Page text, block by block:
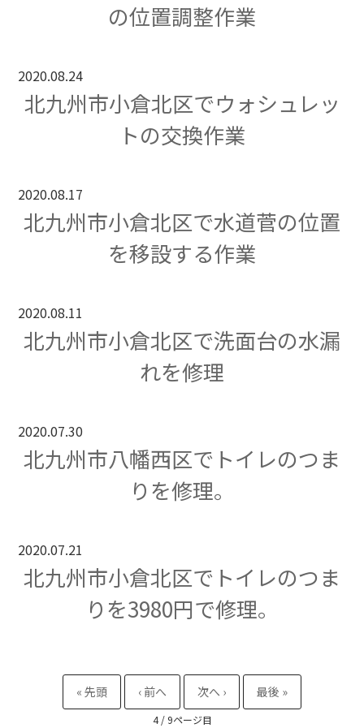
の位置調整作業
2020.08.24
北九州市小倉北区でウォシュレッ
トの交換作業
2020.08.17
北九州市小倉北区で水道菅の位置
を移設する作業
2020.08.11
北九州市小倉北区で洗面台の水漏
れを修理
2020.07.30
北九州市八幡西区でトイレのつま
りを修理。
2020.07.21
北九州市小倉北区でトイレのつま
りを3980円で修理。
4 / 9